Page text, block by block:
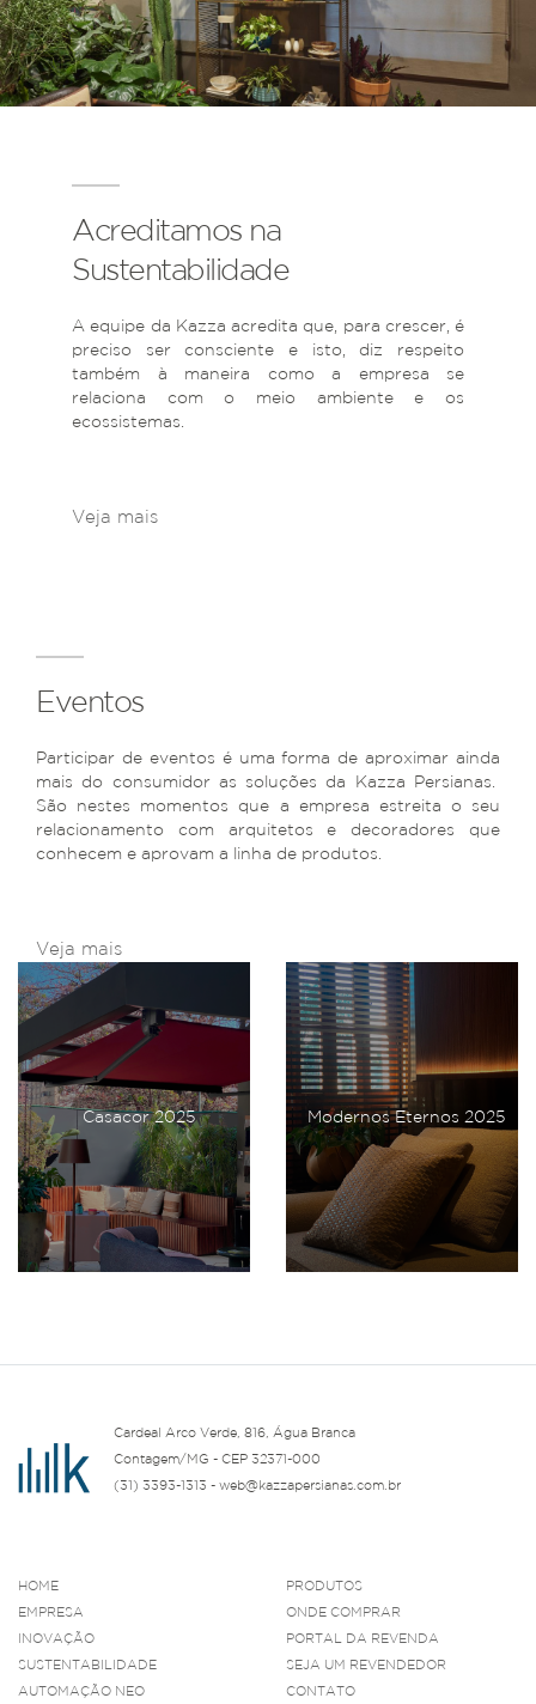
Acreditamos na
Sustentabilidade
A equipe da Kazza acredita que, para crescer, é
preciso ser consciente e isto, diz respeito
também à maneira como a empresa se
relaciona com o meio ambiente e os
ecossistemas.
Veja mais
Eventos
Participar de eventos é uma forma de aproximar ainda
mais do consumidor as soluções da Kazza Persianas.
São nestes momentos que a empresa estreita o seu
relacionamento com arquitetos e decoradores que
conhecem e aprovam a linha de produtos.
Veja mais
Casacor 2025 Modernos Eternos 2025
Cardeal Arco Verde, 816, Água Branca
Contagem/MG - CEP 32371-000
(31) 3393-1313 - web@kazzapersianas.com.br
HOME
EMPRESA
INOVAÇÃO
SUSTENTABILIDADE
AUTOMAÇÃO NEO
PRODUTOS
ONDE COMPRAR
PORTAL DA REVENDA
SEJA UM REVENDEDOR
CONTATO